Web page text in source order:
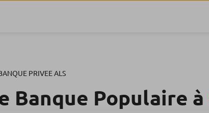
PRIVEE ALS
Banque Populaire à